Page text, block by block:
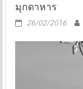
มุกดาหาร
26/02/2016